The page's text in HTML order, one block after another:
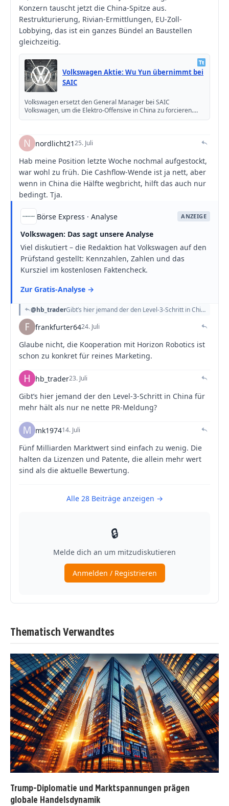
Thematisch Verwandtes
Trump-Diplomatie und Marktspannungen prägen
globale Handelsdynamik